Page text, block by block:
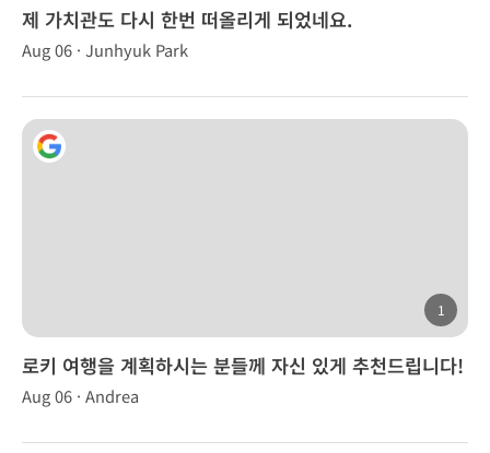
제 가치관도 다시 한번 떠올리게 되었네요.
Aug 06 · Junhyuk Park
1
로키 여행을 계획하시는 분들께 자신 있게 추천드립니다!
Aug 06 · Andrea